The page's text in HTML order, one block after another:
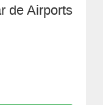
de Airports